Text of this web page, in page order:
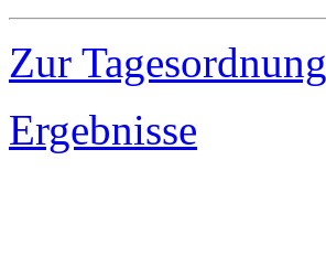
Zur Tagesordnung
Ergebnisse